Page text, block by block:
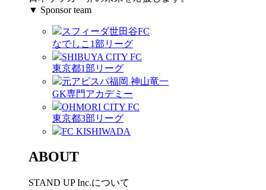
▼ Sponsor team
スフィーダ世田谷FC
なでしこ1部リーグ
SHIBUYA CITY FC
東京都1部リーグ
元アビスパ福岡 神山竜一
GK専門アカデミー
OHMORI CITY FC
東京都3部リーグ
FC KISHIWADA
ABOUT
STAND UP Inc.について